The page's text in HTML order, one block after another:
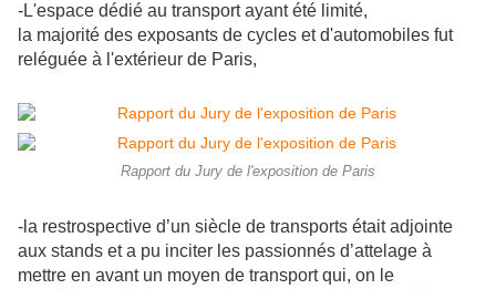
-L'espace dédié au transport ayant été limité,
la majorité des exposants de cycles et d'automobiles fut
reléguée à l'extérieur de Paris,
Rapport du Jury de l'exposition de Paris
-la restrospective d’un siècle de transports était adjointe
aux stands et a pu inciter les passionnés d’attelage à
mettre en avant un moyen de transport qui, on le